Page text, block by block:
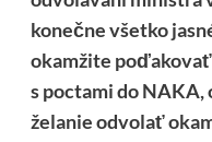
konečne všetko
okamžite
s poctami do NAKA,
želanie odvolať